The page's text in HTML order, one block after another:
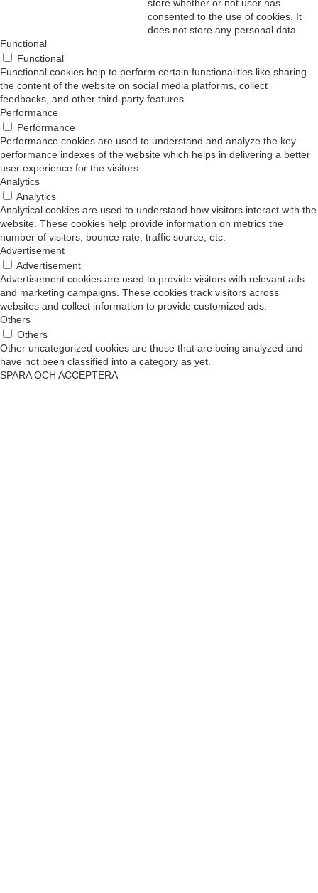
store whether or not user has
consented to the use of cookies. It
does not store any personal data.
Functional
Functional
Functional cookies help to perform certain functionalities like sharing
the content of the website on social media platforms, collect
feedbacks, and other third-party features.
Performance
Performance
Performance cookies are used to understand and analyze the key
performance indexes of the website which helps in delivering a better
user experience for the visitors.
Analytics
Analytics
Analytical cookies are used to understand how visitors interact with the
website. These cookies help provide information on metrics the
number of visitors, bounce rate, traffic source, etc.
Advertisement
Advertisement
Advertisement cookies are used to provide visitors with relevant ads
and marketing campaigns. These cookies track visitors across
websites and collect information to provide customized ads.
Others
Others
Other uncategorized cookies are those that are being analyzed and
have not been classified into a category as yet.
SPARA OCH ACCEPTERA